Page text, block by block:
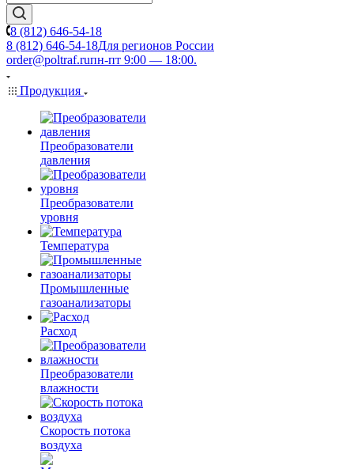
8 (812) 646-54-18
8 (812) 646-54-18Для регионов России
order@poltraf.ruпн-пт 9:00 — 18:00.
Продукция
Преобразователи
давления
Преобразователи
уровня
Температура
Промышленные
газоанализаторы
Расход
Преобразователи
влажности
Скорость потока
воздуха